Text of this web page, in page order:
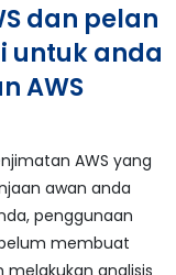
dan pelan
untuk anda
AWS
AWS yang
awan anda
penggunaan
membuat